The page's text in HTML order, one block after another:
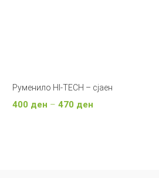
Руменило HI-TECH – сјаен
400 ден – 470 ден